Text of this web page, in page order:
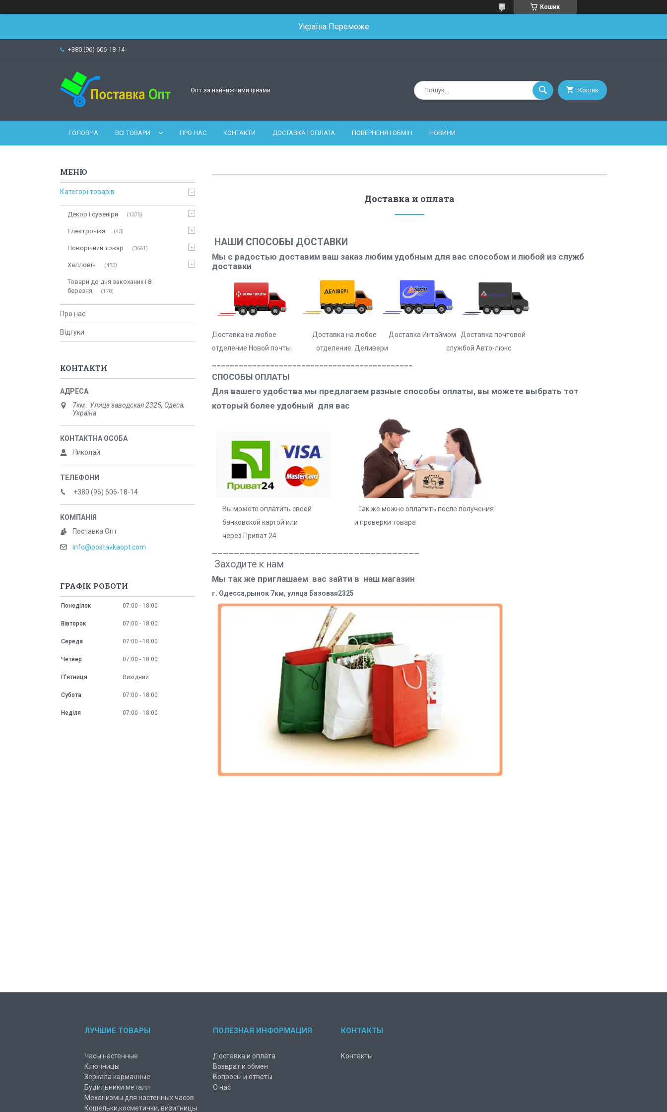
Кошик
Україна Переможе
+380 (96) 606-18-14
Опт за найнижчими цінами Кошик
ГОЛОВНА ВСІ ТОВАРИ ПРО НАС КОНТАКТИ ДОСТАВКА І ОПЛАТА ПОВЕРНЕНЯ І ОБМІН НОВИНИ
Доставка и оплата
НАШИ СПОСОБЫ ДОСТАВКИ
Мы с радостью доставим ваш заказ любим удобным для вас способом и любой из служб
доставки
Доставка на любое Доставка на любое Доставка Интаймом Доставка почтовой
отделение Новой почты отделение Деливери службой Авто-люкс
СПОСОБЫ ОПЛАТЫ
Для вашего удобства мы предлагаем разные способы оплаты, вы можете выбрать тот
который более удобный для вас
Вы можете оплатить своей Так же можно оплатить после получения
банковской картой или и проверки товара
через Приват 24
Заходите к нам
Мы так же приглашаем вас зайти в наш магазин
г. Одесса,рынок 7км, улица Базовая2325
Категорї товарів
Декор і сувеніри 1375
Електроніка 43
Новорічний товар 3661
Хелловін 433
Товари до дня закоханих і 8
березня
178
Про нас
Відгуки
КОНТАКТИ
7км . Улица заводская 2325, Одеса,
Україна
Николай
+380 (96) 606-18-14
Поставка Опт
info@postavkaopt.com
ГРАФІК РОБОТИ
Понеділок 07:00 18:00
Вівторок 07:00 18:00
Середа 07:00 18:00
Четвер 07:00 18:00
Пʼятниця Вихідний
Субота 07:00 18:00
Неділя 07:00 18:00
ЛУЧШИЕ ТОВАРЫ
Часы настенные
Ключницы
Зеркала карманные
Будильники металл
Механизмы для настенных часов
Кошельки,косметички, визитницы
ПОЛЕЗНАЯ ИНФОРМАЦИЯ
Доставка и оплата
Возврат и обмен
Вопросы и ответы
О нас
КОНТАКТЫ
Контакты